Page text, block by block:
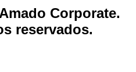
Corporate.
reservados.